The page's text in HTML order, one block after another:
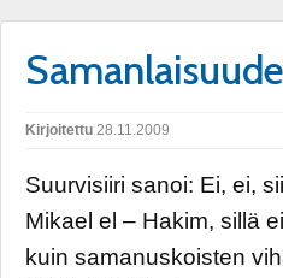
Kirjoitettu 28.11.2009
Suurvisiiri sanoi: Ei, ei,
Mikael el – Hakim, sillä
kuin samanuskoisten